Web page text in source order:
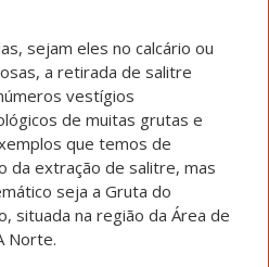
sejam eles no calcário ou
a retirada de salitre
vestígios
de muitas grutas e
que temos de
da extração de salitre, mas
seja a Gruta do
situada na região da Área de
Norte.